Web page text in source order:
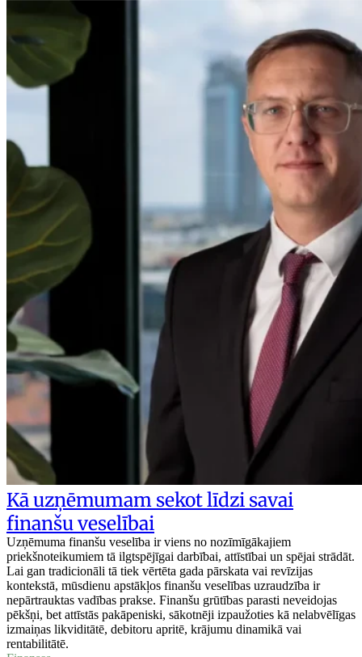
Kā uzņēmumam sekot līdzi savai
finanšu veselībai
Uzņēmuma finanšu veselība ir viens no nozīmīgākajiem
priekšnoteikumiem tā ilgtspējīgai darbībai, attīstībai un spējai strādāt.
Lai gan tradicionāli tā tiek vērtēta gada pārskata vai revīzijas
kontekstā, mūsdienu apstākļos finanšu veselības uzraudzība ir
nepārtrauktas vadības prakse. Finanšu grūtības parasti neveidojas
pēkšņi, bet attīstās pakāpeniski, sākotnēji izpaužoties kā nelabvēlīgas
izmaiņas likviditātē, debitoru apritē, krājumu dinamikā vai
rentabilitātē.